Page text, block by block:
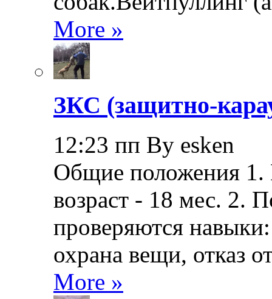
More »
ЗКС (защитно-
12:23 пп By esken
Общие положения
возраст - 18 мес. 2.
проверяются
охрана вещи, отказ
More »